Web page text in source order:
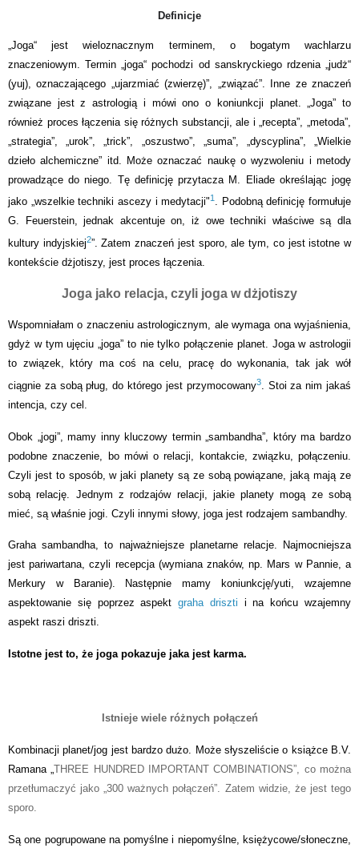
Definicje
„Joga“ jest wieloznacznym terminem, o bogatym wachlarzu
znaczeniowym. Termin „joga“ pochodzi od sanskryckiego rdzenia „judż“
(yuj), oznaczającego „ujarzmiać (zwierzę)”, „związać”. Inne ze znaczeń
związane jest z astrologią i mówi ono o koniunkcji planet. „Joga” to
również proces łączenia się różnych substancji, ale i „recepta”, „metoda”,
„strategia”, „urok”, „trick”, „oszustwo”, „suma”, „dyscyplina”, „Wielkie
dzieło alchemiczne” itd. Może oznaczać naukę o wyzwoleniu i metody
prowadzące do niego. Tę definicję przytacza M. Eliade określając jogę
jako „wszelkie techniki ascezy i medytacji"1 . Podobną definicję formułuje
G. Feuerstein, jednak akcentuje on, iż owe techniki właściwe są dla
kultury indyjskiej2”.Zatem znaczeń jest sporo, ale tym, co jest istotne w
kontekście dżjotiszy, jest proces łączenia.
Joga jako relacja, czyli joga w dżjotiszy
Wspomniałam o znaczeniu astrologicznym, ale wymaga ona wyjaśnienia,
gdyż w tym ujęciu „joga” to nie tylko połączenie planet. Joga w astrologii
to związek, który ma coś na celu, pracę do wykonania, tak jak wół
ciągnie za sobą pług, do którego jest przymocowany3. Stoi za nim jakaś
intencja, czy cel.
Obok „jogi”, mamy inny kluczowy termin „sambandha”, który ma bardzo
podobne znaczenie, bo mówi o relacji, kontakcie, związku, połączeniu.
Czyli jest to sposób, w jaki planety są ze sobą powiązane, jaką mają ze
sobą relację. Jednym z rodzajów relacji, jakie planety mogą ze sobą
mieć, są właśnie jogi. Czyli innymi słowy, joga jest rodzajem sambandhy.
Graha sambandha, to najważniejsze planetarne relacje. Najmocniejsza
jest pariwartana, czyli recepcja (wymiana znaków, np. Mars w Pannie, a
Merkury w Baranie). Następnie mamy koniunkcję/yuti, wzajemne
aspektowanie się poprzez aspektgraha driszti i na końcu wzajemny
aspekt raszi driszti.
Istotne jest to, że joga pokazuje jaka jest karma.
Istnieje wiele różnych połączeń
Kombinacji planet/jog jest bardzo dużo. Może słyszeliście o książce B.V.
Ramana „THREE HUNDRED IMPORTANT COMBINATIONS”, co można
przetłumaczyć jako „300 ważnych połączeń”. Zatem widzie, że jest tego
sporo.
Są one pogrupowane na pomyślne i niepomyślne, księżycowe/słoneczne,